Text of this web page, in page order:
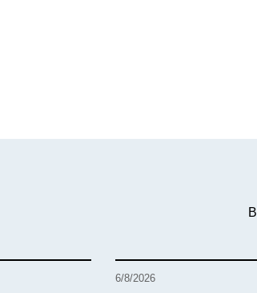
6/8/2026